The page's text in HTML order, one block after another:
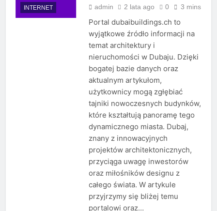
INTERNET admin 2 lata ago 0 3 mins
Portal dubaibuildings.ch to
wyjątkowe źródło informacji na
temat architektury i
nieruchomości w Dubaju. Dzięki
bogatej bazie danych oraz
aktualnym artykułom,
użytkownicy mogą zgłębiać
tajniki nowoczesnych budynków,
które kształtują panoramę tego
dynamicznego miasta. Dubaj,
znany z innowacyjnych
projektów architektonicznych,
przyciąga uwagę inwestorów
oraz miłośników designu z
całego świata. W artykule
przyjrzymy się bliżej temu
portalowi oraz…